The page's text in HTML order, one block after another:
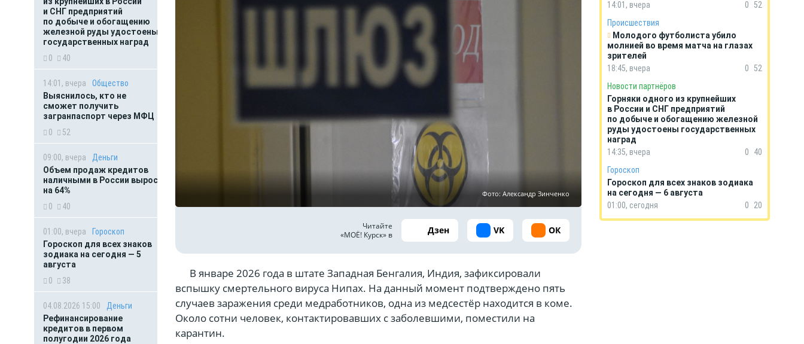
и СНГ предприятий
по добыче и обогащению
железной руды удостоены
государственных наград
0
40
14:01, вчера
Общество
Выяснилось, кто не
сможет получить
загранпаспорт через МФЦ
0
52
09:00, вчера
Деньги
Объем продаж кредитов
наличными в России вырос
на 64%
0
40
01:00, вчера
Гороскоп
Гороскоп для всех знаков
зодиака на сегодня — 5
августа
0
38
04.08.2026 15:00
Деньги
Рефинансирование
кредитов в первом
полугодии 2026 года
Фото: Александр Зинченко
Читайте
«МОЁ! Курск» в
Дзен VK ОК
В январе 2026 года в штате Западная Бенгалия, Индия, зафиксировали
вспышку смертельного вируса Нипах. На данный момент подтверждено пять
случаев заражения среди медработников, одна из медсестёр находится в коме.
Около сотни человек, контактировавших с заболевшими, поместили на
карантин.
14:01, вчера
0 52
Происшествия
Молодого футболиста убило
молнией во время матча на глазах
зрителей
18:45, вчера
0 52
Новости партнёров
Горняки одного из крупнейших
в России и СНГ предприятий
по добыче и обогащению железной
руды удостоены государственных
наград
14:35, вчера
0
40
Гороскоп
Гороскоп для всех знаков зодиака
на сегодня — 6 августа
01:00, сегодня
0 20